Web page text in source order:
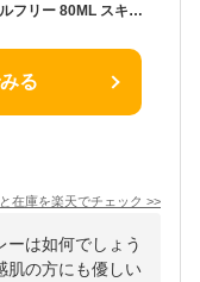
【2個セット】 スキンベープミストアルコールフリー 80ML スキンベープミスト イエダニ 虫対策 蚊除け ミスト 無香料 害虫駆除 屋内 夏対策 虫よけ フマキラー 携帯 レジャー マダニ 虫除け アルコールフリー トコジラミ 敏感肌 忌避 スプレー 屋外 敏感肌向け
る
在庫を楽天でチェック >>
ーは如何でしょう
肌の方にも優しい